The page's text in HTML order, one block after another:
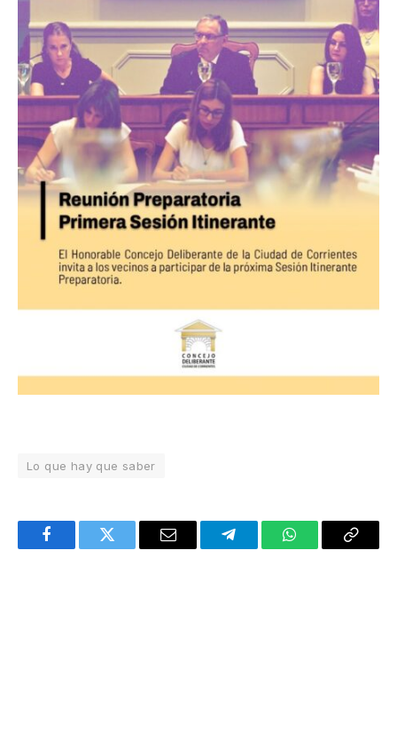
Lo que hay que saber
FacebookTwitter Email TelegramWhatsAppCopy